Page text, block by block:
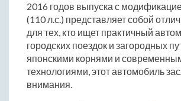
2016 годов выпуска с
(110 л.с.) представляет собой
для тех, кто ищет практичный
городских поездок и загородных
японскими корнями и
технологиями, этот автомобиль
внимания.